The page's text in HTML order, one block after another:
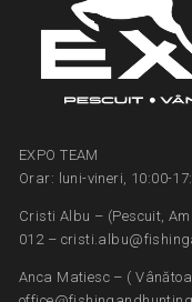
EXPO TEAM
Orar: luni-vineri, 10:00-
Cristi Albu – (Pescuit,
012 –
Anca Matiesc – (